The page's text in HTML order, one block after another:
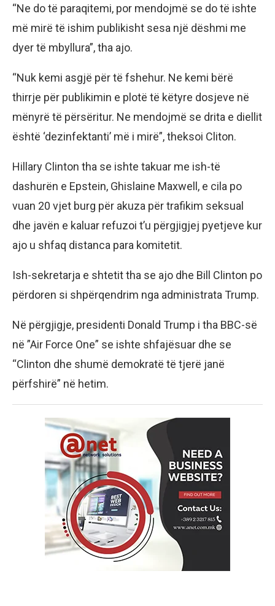
“Ne do të paraqitemi, por mendojmë se do të ishte
më mirë të ishim publikisht sesa një dëshmi me
dyer të mbyllura”, tha ajo.
“Nuk kemi asgjë për të fshehur. Ne kemi bërë
thirrje për publikimin e plotë të këtyre dosjeve në
mënyrë të përsëritur. Ne mendojmë se drita e diellit
është ‘dezinfektanti’ më i mirë”, theksoi Cliton.
Hillary Clinton tha se ishte takuar me ish-të
dashurën e Epstein, Ghislaine Maxwell, e cila po
vuan 20 vjet burg për akuza për trafikim seksual
dhe javën e kaluar refuzoi t’u përgjigjej pyetjeve kur
ajo u shfaq distanca para komitetit.
Ish-sekretarja e shtetit tha se ajo dhe Bill Clinton po
përdoren si shpërqendrim nga administrata Trump.
Në përgjigje, presidenti Donald Trump i tha BBC-së
në ”Air Force One” se ishte shfajësuar dhe se
“Clinton dhe shumë demokratë të tjerë janë
përfshirë” në hetim.